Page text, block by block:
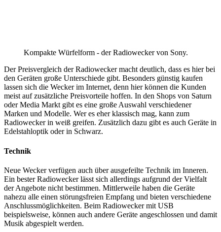
Kompakte Würfelform - der Radiowecker von Sony.
Der Preisvergleich der Radiowecker macht deutlich, dass es hier bei
den Geräten große Unterschiede gibt. Besonders günstig kaufen
lassen sich die Wecker im Internet, denn hier können die Kunden
meist auf zusätzliche Preisvorteile hoffen. In den Shops von Saturn
oder Media Markt gibt es eine große Auswahl verschiedener
Marken und Modelle. Wer es eher klassisch mag, kann zum
Radiowecker in weiß greifen. Zusätzlich dazu gibt es auch Geräte in
Edelstahloptik oder in Schwarz.
Technik
Neue Wecker verfügen auch über ausgefeilte Technik im Inneren.
Ein bester Radiowecker lässt sich allerdings aufgrund der Vielfalt
der Angebote nicht bestimmen. Mittlerweile haben die Geräte
nahezu alle einen störungsfreien Empfang und bieten verschiedene
Anschlussmöglichkeiten. Beim Radiowecker mit USB
beispielsweise, können auch andere Geräte angeschlossen und damit
Musik abgespielt werden.